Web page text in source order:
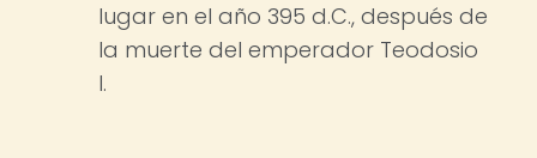
lugar en el año 395 d.C., después de
la muerte del emperador Teodosio
I.